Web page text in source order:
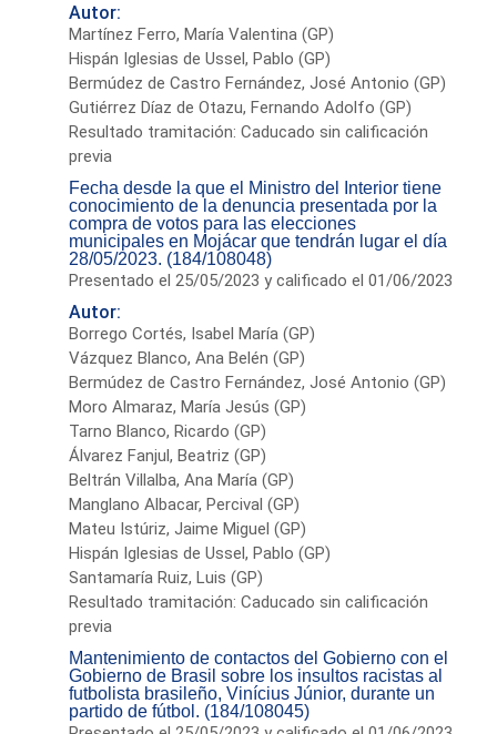
Autor:
Martínez Ferro, María Valentina (GP)
Hispán Iglesias de Ussel, Pablo (GP)
Bermúdez de Castro Fernández, José Antonio (GP)
Gutiérrez Díaz de Otazu, Fernando Adolfo (GP)
Resultado tramitación: Caducado sin calificación
previa
Fecha desde la que el Ministro del Interior tiene
conocimiento de la denuncia presentada por la
compra de votos para las elecciones
municipales en Mojácar que tendrán lugar el día
28/05/2023. (184/108048)
Presentado el 25/05/2023 y calificado el 01/06/2023
Autor:
Borrego Cortés, Isabel María (GP)
Vázquez Blanco, Ana Belén (GP)
Bermúdez de Castro Fernández, José Antonio (GP)
Moro Almaraz, María Jesús (GP)
Tarno Blanco, Ricardo (GP)
Álvarez Fanjul, Beatriz (GP)
Beltrán Villalba, Ana María (GP)
Manglano Albacar, Percival (GP)
Mateu Istúriz, Jaime Miguel (GP)
Hispán Iglesias de Ussel, Pablo (GP)
Santamaría Ruiz, Luis (GP)
Resultado tramitación: Caducado sin calificación
previa
Mantenimiento de contactos del Gobierno con el
Gobierno de Brasil sobre los insultos racistas al
futbolista brasileño, Vinícius Júnior, durante un
partido de fútbol. (184/108045)